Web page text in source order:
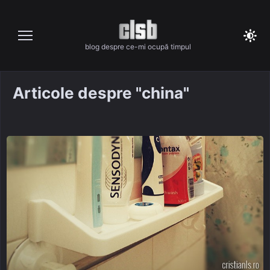
content
blog despre ce-mi ocupă timpul
Articole despre "china"